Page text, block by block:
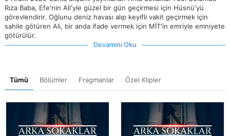
Rıza Baba, Efe'nin Ali'yle güzel bir gün geçirmesi için Hüsnü'yü
görevlendirir. Oğlunu deniz havası alıp keyifli vakit geçirmek için
sahile götüren Ali, bir anda ifade vermek için MİT'in emriyle emniyete
götürülür.
Devamını Oku
Tümü Bölümler Fragmanlar Özel Klipler